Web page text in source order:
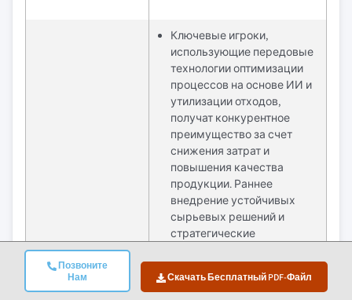
Позвоните
Нам
Скачать Бесплатный PDF-Файл
Конкурентное
преимущество
Ключевые игроки,
использующие передовые
технологии оптимизации
процессов на основе ИИ и
утилизации отходов,
получат конкурентное
преимущество за счет
снижения затрат и
повышения качества
продукции. Раннее
внедрение устойчивых
сырьевых решений и
стратегические
аквакультуры и
нутрицевтики позволят